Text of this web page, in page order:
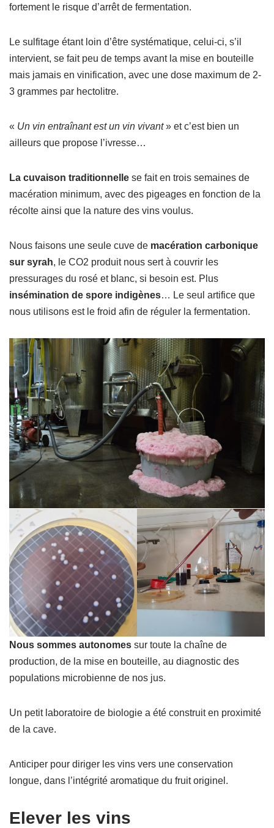
fortement le risque d’arrêt de fermentation.
Le sulfitage étant loin d’être systématique, celui-ci, s’il
intervient, se fait peu de temps avant la mise en bouteille
mais jamais en vinification, avec une dose maximum de 2-
3 grammes par hectolitre.
« Un vin entraînant est un vin vivant» et c’est bien un
ailleurs que propose l’ivresse…
La cuvaison traditionnelle se fait en trois semaines de
macération minimum, avec des pigeages en fonction de la
récolte ainsi que la nature des vins voulus.
Nous faisons une seule cuve de macération carbonique
sur syrah, le CO2 produit nous sert à couvrir les
pressurages du rosé et blanc, si besoin est. Plus
insémination de spore indigènes… Le seul artifice que
nous utilisons est le froid afin de réguler la fermentation.
Nous sommes autonomes sur toute la chaîne de
production, de la mise en bouteille, au diagnostic des
populations microbienne de nos jus.
Un petit laboratoire de biologie a été construit en proximité
de la cave.
Anticiper pour diriger les vins vers une conservation
longue, dans l’intégrité aromatique du fruit originel.
Elever les vins